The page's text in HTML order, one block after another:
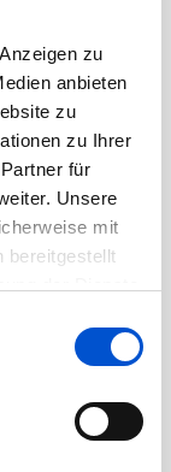
zu
anbieten
zu
zu Ihrer
für
Unsere
mit
bereitgestellt